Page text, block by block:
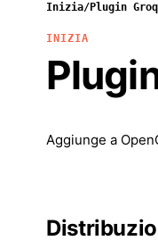
Inizia/Plugin Groq
INIZIA
Aggiunge a